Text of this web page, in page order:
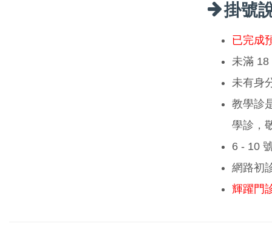
掛號
已完成
未滿 18
未有身
教學診
學診，
6 - 10
網路初
輝躍門